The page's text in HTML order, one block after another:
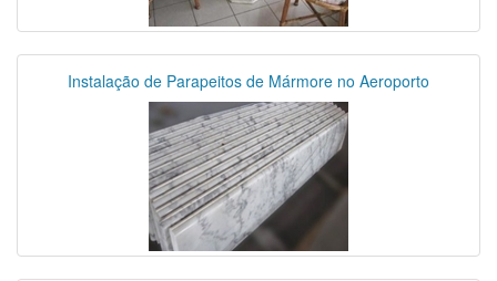
Instalação de Parapeitos de Mármore no Aeroporto